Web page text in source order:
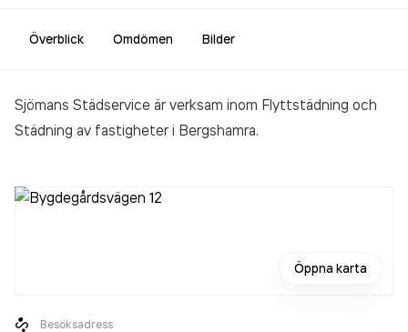
Överblick Omdömen Bilder
Sjömans Städservice är verksam inom Flyttstädning och
Städning av fastigheteri Bergshamra.
Öppna karta
Besöksadress